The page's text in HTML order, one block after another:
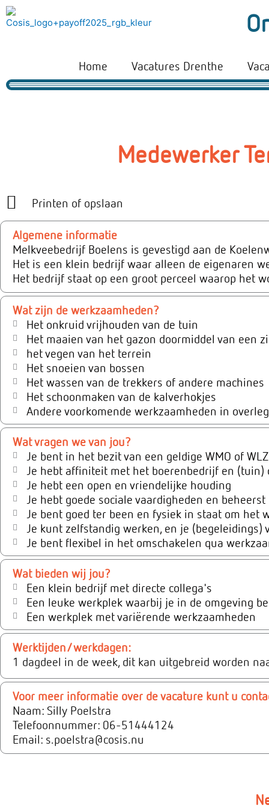
Ga
naar
Home Vacatures Drenthe
Medewerker
Printen of opslaan
Algemene informatie
Melkveebedrijf Boelens is gevestigd aan de
Het is een klein bedrijf waar alleen de eigenaren
Het bedrijf staat op een groot perceel waarop het
Wat zijn de werkzaamheden?
Het onkruid vrijhouden van de tuin
Het maaien van het gazon doormiddel van een
het vegen van het terrein
Het snoeien van bossen
Het wassen van de trekkers of andere machines
Het schoonmaken van de kalverhokjes
Andere voorkomende werkzaamheden in overleg
Wat vragen we van jou?
Je bent in het bezit van een geldige WMO of
Je hebt affiniteit met het boerenbedrijf en (tuin)
Je hebt een open en vriendelijke houding
Je hebt goede sociale vaardigheden en
Je bent goed ter been en fysiek in staat om het
Je kunt zelfstandig werken, en je (begeleidings)
Je bent flexibel in het omschakelen qua
Wat bieden wij jou?
Een klein bedrijf met directe collega's
Een leuke werkplek waarbij je in de omgeving
Een werkplek met variërende werkzaamheden
Werktijden/werkdagen:
1 dagdeel in de week, dit kan uitgebreid worden
Voor meer informatie over de vacature kunt u
Naam: Silly Poelstra
Telefoonnummer: 06-51444124
Email: s.poelstra@cosis.nu